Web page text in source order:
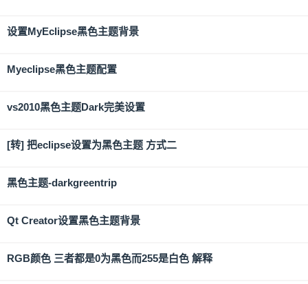
设置MyEclipse黑色主题背景
Myeclipse黑色主题配置
vs2010黑色主题Dark完美设置
[转] 把eclipse设置为黑色主题 方式二
黑色主题-darkgreentrip
Qt Creator设置黑色主题背景
RGB颜色 三者都是0为黑色而255是白色 解释